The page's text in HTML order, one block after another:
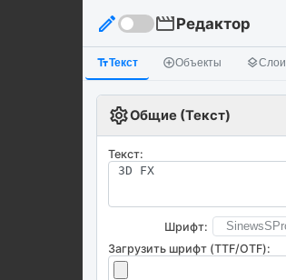
edit movieРедактор
text_fieldsТекст add_circle_outlineОбъекты layersСлои
settingsОбщие (Текст)
Текст:
Шрифт:
Загрузить шрифт (TTF/OTF):